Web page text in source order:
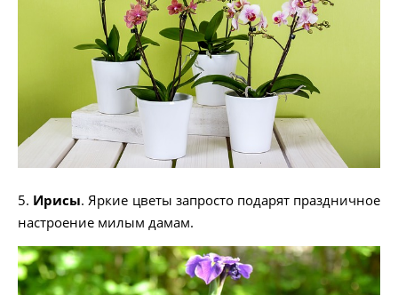
5. Ирисы. Яркие цветы запросто подарят праздничное
настроение милым дамам.